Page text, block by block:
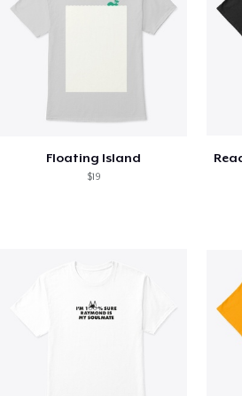
Floating Island
$19